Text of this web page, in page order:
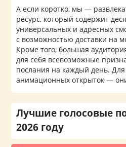
А если коротко, мы —
ресурс, который содержит
универсальных и адресных
с возможностью доставки на
Кроме того, большая
для себя всевозможные
послания на каждый день.
анимационных открыток —
Лучшие голосовые
2026 году